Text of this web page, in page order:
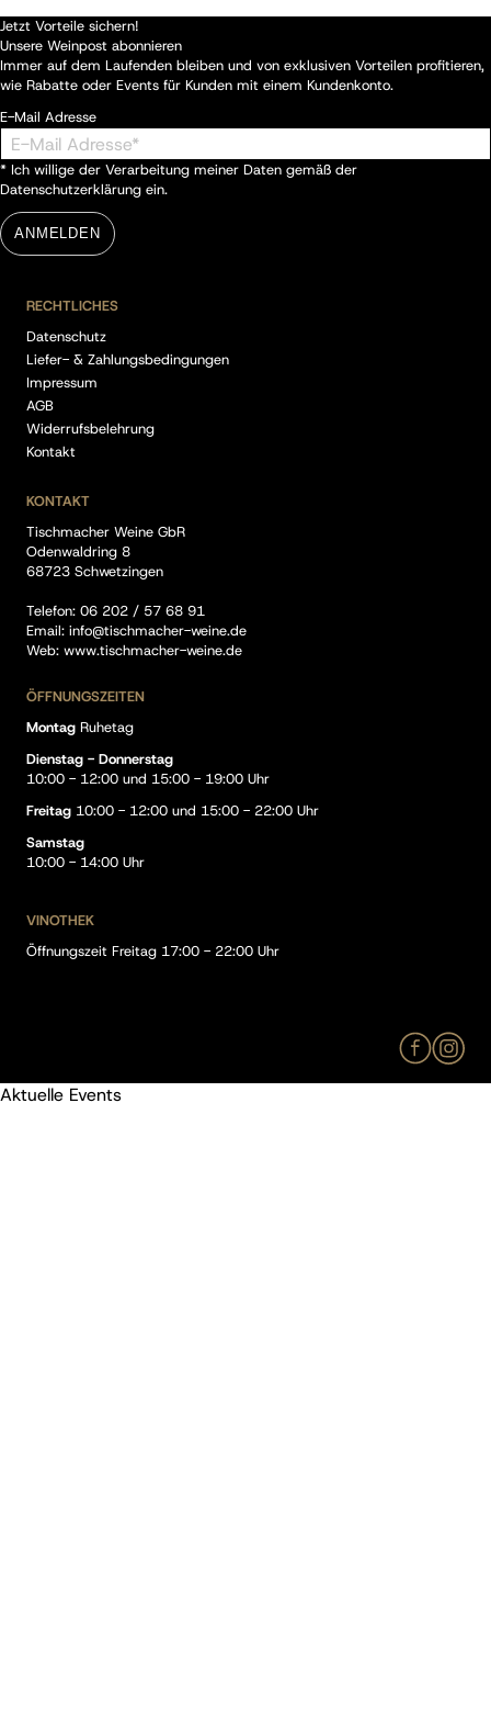
Jetzt Vorteile sichern!
Unsere Weinpost abonnieren
Immer auf dem Laufenden bleiben und von exklusiven Vorteilen profitieren,
wie Rabatte oder Events für Kunden mit einem Kundenkonto.
E-Mail Adresse
* Ich willige der Verarbeitung meiner Daten gemäß der
Datenschutzerklärung ein.
ANMELDEN
RECHTLICHES
Datenschutz
Liefer- & Zahlungsbedingungen
Impressum
AGB
Widerrufsbelehrung
Kontakt
KONTAKT
Tischmacher Weine GbR
Odenwaldring 8
68723 Schwetzingen
Telefon: 06 202 / 57 68 91
Email: info@tischmacher-weine.de
Web: www.tischmacher-weine.de
ÖFFNUNGSZEITEN
Montag Ruhetag
Dienstag - Donnerstag
10:00 - 12:00 und 15:00 - 19:00 Uhr
Freitag 10:00 - 12:00 und 15:00 - 22:00 Uhr
Samstag
10:00 - 14:00 Uhr
VINOTHEK
Öffnungszeit Freitag 17:00 - 22:00 Uhr
Aktuelle Events